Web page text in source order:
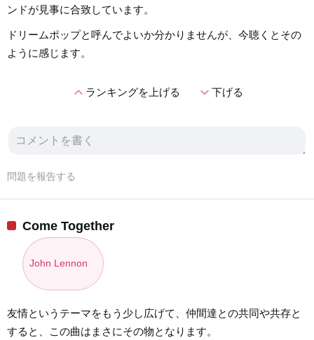
ンドが見事に合致しています。
ドリームポップと呼んでよいか分かりませんが、今聴くとその
ように感じます。
expand_lessランキングを上げる expand_more下げる
問題を報告する
Come Together
John Lennon
友情というテーマをもう少し広げて、仲間達との共同や共存と
すると、この曲はまさにその物となります。